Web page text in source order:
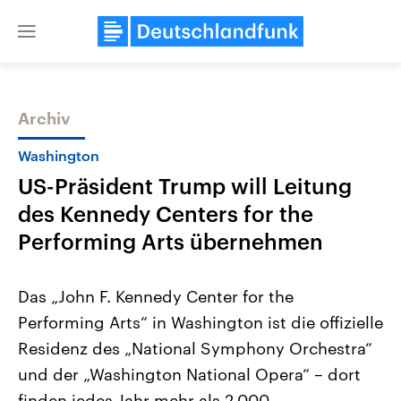
Close
Themen
2026
Alle Informationen
Sachsen-Anhalt wählt am 6.
September 2026 einen neuen
Landtag. Seit 2021 wird das
Bundesland von einer Koalition aus
Aktuelle Beiträge,
Hintergründe
Wirtschaftlich und
gehören die Vereinigten
den mächtigsten Ländern
mit großem Einfluss auf
Archiv
Washington
US-Präsident Trump will Leitung
des Kennedy Centers for the
Performing Arts übernehmen
Das „John F. Kennedy Center for the
Performing Arts“ in Washington ist die offizielle
Residenz des „National Symphony Orchestra“
und der „Washington National Opera“ – dort